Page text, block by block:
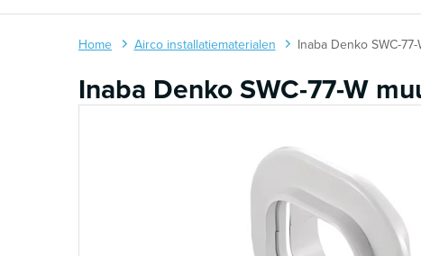
Home Airco installatiematerialen Inaba Denko SWC-
Inaba Denko SWC-77-W